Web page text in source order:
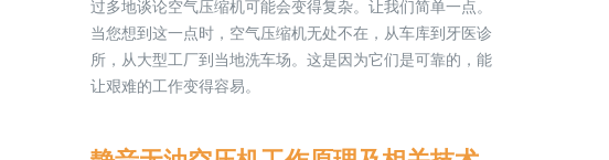
过多地谈论空气压缩机可能会变得复杂。让我们简单一点。
当您想到这一点时，空气压缩机无处不在，从车库到牙医诊
所，从大型工厂到当地洗车场。这是因为它们是可靠的，能
让艰难的工作变得容易。